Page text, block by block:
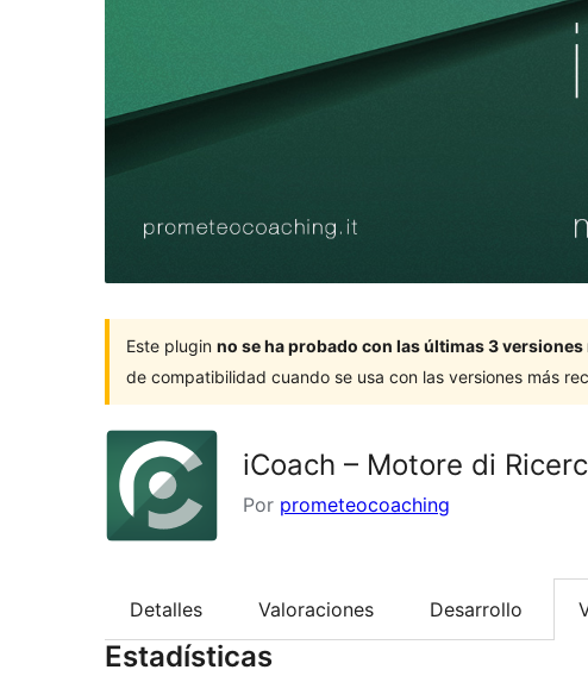
Este plugin no se ha probado con las últimas 3
de compatibilidad cuando se usa con las versiones más
iCoach – Motore di
Por prometeocoaching
Detalles Valoraciones Desarrollo
Estadísticas